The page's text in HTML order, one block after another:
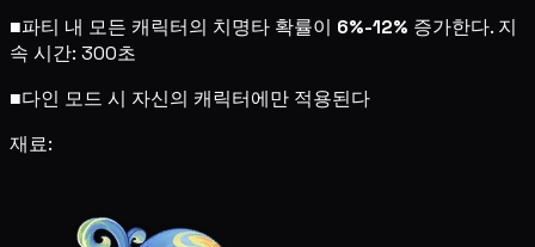
■파티 내 모든 캐릭터의 치명타 확률이 6%-12% 증가한다. 지
속 시간: 300초
■다인 모드 시 자신의 캐릭터에만 적용된다
재료: